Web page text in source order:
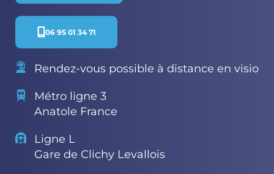
06 95 01 34 71
Rendez-vous possible à distance en visio
Métro ligne 3
Anatole France
Ligne L
Gare de Clichy Levallois